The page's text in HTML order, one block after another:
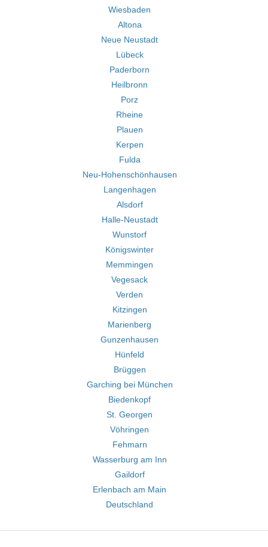
Wiesbaden
Altona
Neue Neustadt
Lübeck
Paderborn
Heilbronn
Porz
Rheine
Plauen
Kerpen
Fulda
Neu-Hohenschönhausen
Langenhagen
Alsdorf
Halle-Neustadt
Wunstorf
Königswinter
Memmingen
Vegesack
Verden
Kitzingen
Marienberg
Gunzenhausen
Hünfeld
Brüggen
Garching bei München
Biedenkopf
St. Georgen
Vöhringen
Fehmarn
Wasserburg am Inn
Gaildorf
Erlenbach am Main
Deutschland